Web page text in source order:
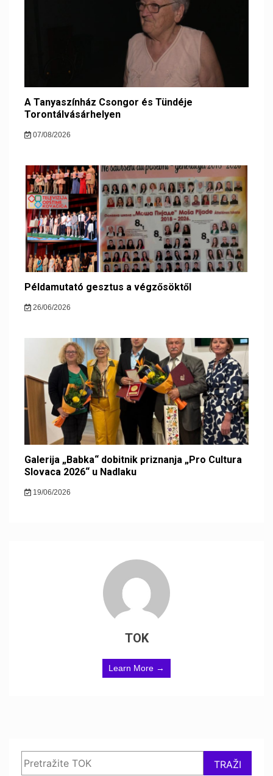
A Tanyaszínház Csongor és Tündéje
Torontálvásárhelyen
07/08/2026
Példamutató gesztus a végzősöktől
26/06/2026
Galerija „Babka“ dobitnik priznanja „Pro Cultura
Slovaca 2026“ u Nadlaku
19/06/2026
TOK
Learn More →
TRAŽI